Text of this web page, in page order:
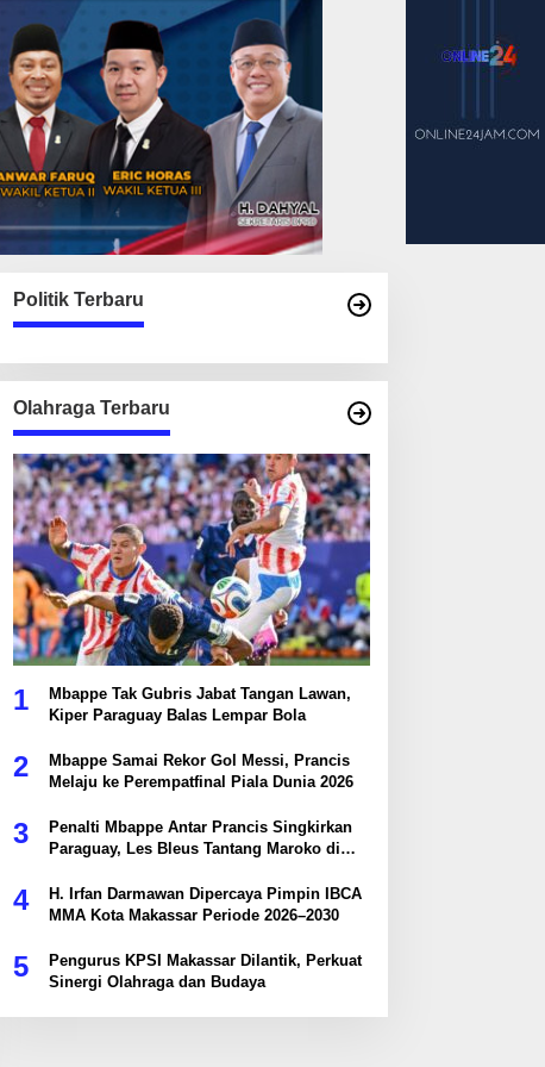
Politik Terbaru
Olahraga Terbaru
1
Mbappe Tak Gubris Jabat Tangan Lawan,
Kiper Paraguay Balas Lempar Bola
2
Mbappe Samai Rekor Gol Messi, Prancis
Melaju ke Perempatfinal Piala Dunia 2026
3
Penalti Mbappe Antar Prancis Singkirkan
Paraguay, Les Bleus Tantang Maroko di
4
H. Irfan Darmawan Dipercaya Pimpin IBCA
MMA Kota Makassar Periode 2026–2030
5
Pengurus KPSI Makassar Dilantik, Perkuat
Sinergi Olahraga dan Budaya